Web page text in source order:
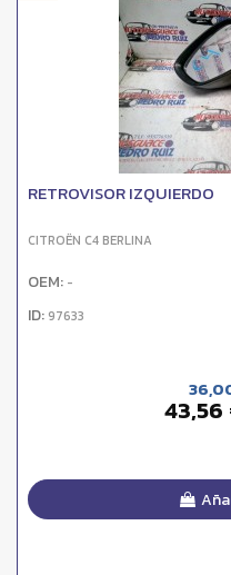
RETROVISOR IZQUIERDO
CITROËN C4 BERLINA
OEM: -
ID: 97633
43,56